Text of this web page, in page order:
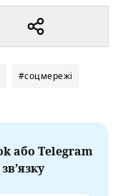
#соцмережі
або Telegram